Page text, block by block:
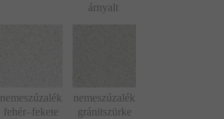
árnyalt
nemeszúzalék
fehér–fekete
nemeszúzalék
gránitszürke